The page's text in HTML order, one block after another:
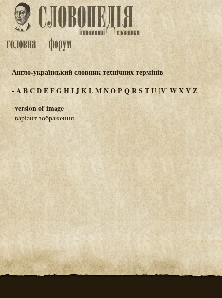
Англо-український словник технічних термінів
-ABCDEFGHIJKLMNOPQRSTU[V] WXYZ
version of image
варіант зображення